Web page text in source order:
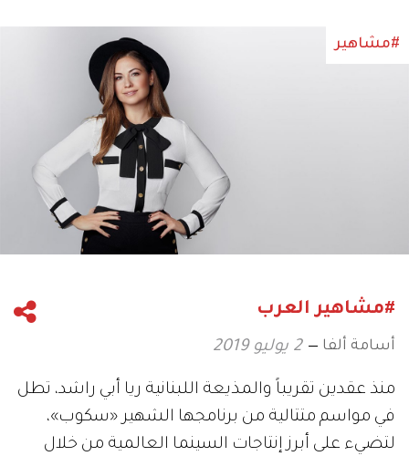
#مشاهير
#مشاهير العرب
أسامة ألفا 2 يوليو 2019
منذ عقدين تقريباً والمذيعة اللبنانية ريا أبي راشد، تطل
في مواسم متتالية من برنامجها الشهير «سكوب»،
لتضيء على أبرز إنتاجات السينما العالمية من خلال